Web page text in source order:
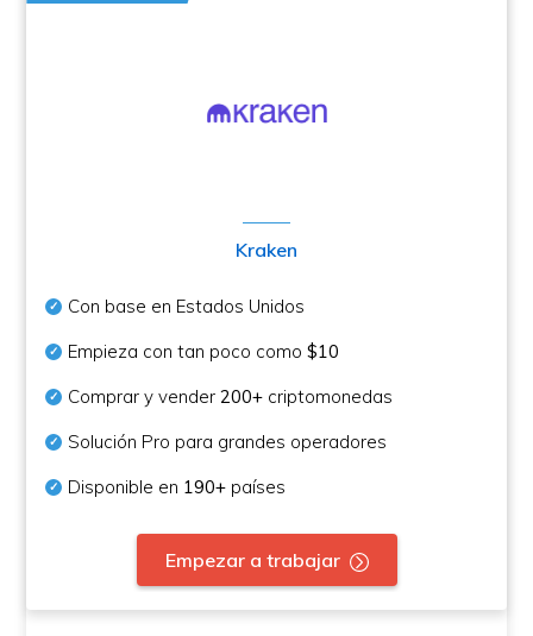
Kraken
Con base en Estados Unidos
Empieza con tan poco como$10
Comprar y vender200+ criptomonedas
Solución Pro para grandes operadores
Disponible en 190+ países
Empezar a trabajar